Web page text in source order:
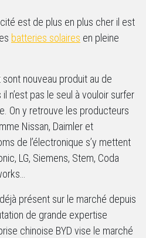
est de plus en plus cher il est
batteries solaires en pleine
nouveau produit au de
n’est pas le seul à vouloir surfer
On y retrouve les producteurs
Nissan, Daimler et
de l’électronique s’y mettent
LG, Siemens, Stem, Coda
présent sur le marché depuis
de grande expertise
chinoise BYD vise le marché